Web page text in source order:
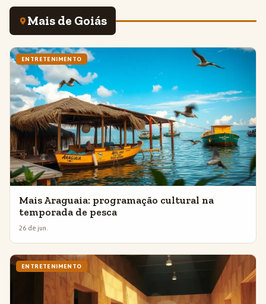
Mais de Goiás
ENTRETENIMENTO
Mais Araguaia: programação cultural na
temporada de pesca
26 de jun.
ENTRETENIMENTO